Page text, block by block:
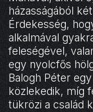
házasságából
Érdekesség,
alkalmával
feleségével,
egy nyolcfős
Balogh Péter
közlekedik, míg
tükrözi a család